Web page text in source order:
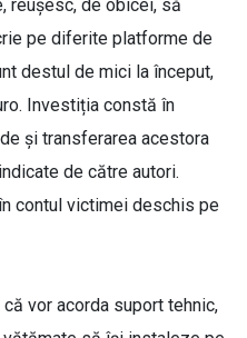
reușesc, de obicei, să
pe diferite platforme de
destul de mici la început,
Investiția constă în
și transferarea acestora
de către autori.
contul victimei deschis pe
vor acorda suport tehnic,